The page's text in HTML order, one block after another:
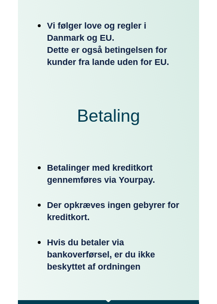
Vi følger love og regler i
Danmark og EU.
Dette er også betingelsen for
kunder fra lande uden for EU.
Betaling
Betalinger med kreditkort
gennemføres via Yourpay.
Der opkræves ingen gebyrer for
kreditkort.
Hvis du betaler via
bankoverførsel, er du ikke
beskyttet af ordningen